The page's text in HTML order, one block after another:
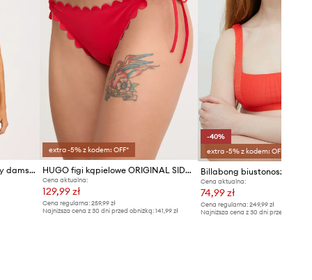
Seafolly biustonosz kąpielowy damski Zip Front
extra -5% z kodem: OFF*
HUGO figi kąpielowe ORIGINAL SIDE TIE
Cena aktualna:
129,99 zł
Cena regularna:259,99 zł
Najniższa cena z 30 dni przed obniżką:141,99 zł
-40%
extra -5% z kodem: OFF*
Billabong biustonosz
Cena aktualna:
74,99 zł
Cena regularna: 249,99 zł
Najniższa cena z 30 dni przed obniżką: